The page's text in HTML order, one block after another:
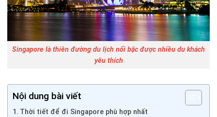
Singapore là thiên đường du lịch nổi bậc được nhiều du khách
yêu thích
Nội dung bài viết
Thời tiết để đi Singapore phù hợp nhất